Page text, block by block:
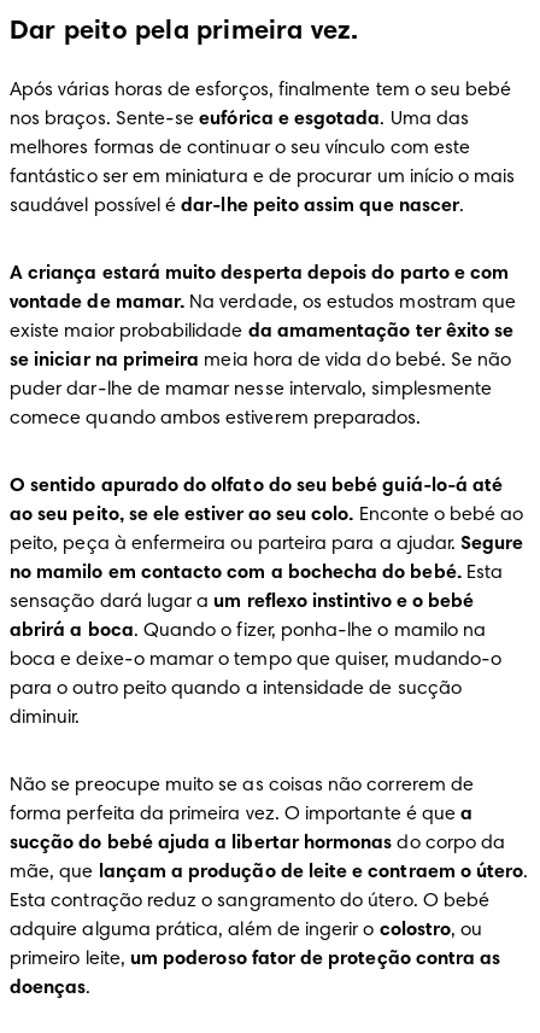
Dar peito pela primeira vez.
Após várias horas de esforços, finalmente tem o seu bebé
nos braços. Sente-se eufórica e esgotada. Uma das
melhores formas de continuar o seu vínculo com este
fantástico ser em miniatura e de procurar um início o mais
saudável possível é dar-lhe peito assim que nascer.
A criança estará muito desperta depois do parto e com
vontade de mamar. Na verdade, os estudos mostram que
existe maior probabilidade da amamentação ter êxito se
se iniciar na primeira meia hora de vida do bebé. Se não
puder dar-lhe de mamar nesse intervalo, simplesmente
comece quando ambos estiverem preparados.
O sentido apurado do olfato do seu bebé guiá-lo-á até
ao seu peito, se ele estiver ao seu colo. Enconte o bebé ao
peito, peça à enfermeira ou parteira para a ajudar. Segure
no mamilo em contacto com a bochecha do bebé. Esta
sensação dará lugar a um reflexo instintivo e o bebé
abrirá a boca. Quando o fizer, ponha-lhe o mamilo na
boca e deixe-o mamar o tempo que quiser, mudando-o
para o outro peito quando a intensidade de sucção
diminuir.
Não se preocupe muito se as coisas não correrem de
forma perfeita da primeira vez. O importante é que a
sucção do bebé ajuda a libertar hormonas do corpo da
mãe, que lançam a produção de leite e contraem o útero.
Esta contração reduz o sangramento do útero. O bebé
adquire alguma prática, além de ingerir o colostro, ou
primeiro leite, um poderoso fator de proteção contra as
doenças.